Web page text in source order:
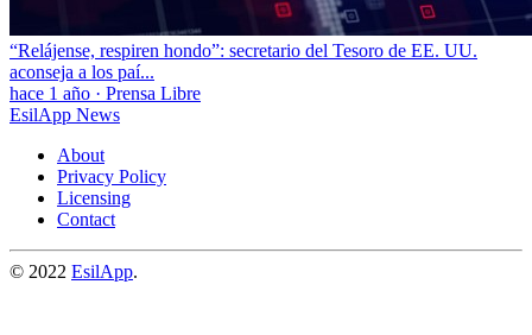
“Relájense, respiren hondo”: secretario del Tesoro de EE. UU.
aconseja a los paí...
hace 1 año · Prensa Libre
EsilApp News
About
Privacy Policy
Licensing
Contact
© 2022 EsilApp.